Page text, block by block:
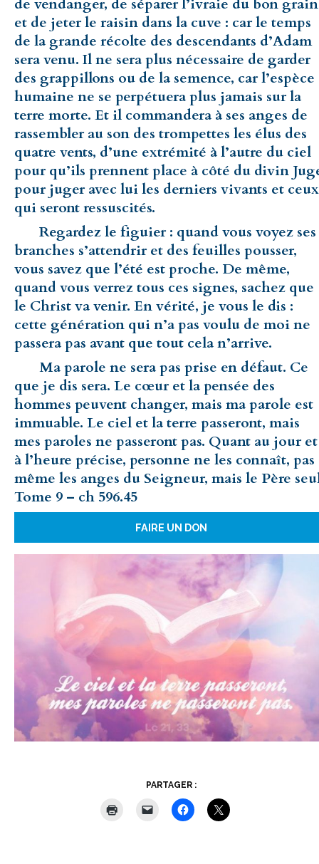
de vendanger, de séparer l’ivraie du bon grain
et de jeter le raisin dans la cuve : car le temps
de la grande récolte des descendants d’Adam
sera venu. Il ne sera plus nécessaire de garder
des grappillons ou de la semence, car l’espèce
humaine ne se perpétuera plus jamais sur la
terre morte. Et il commandera à ses anges de
rassembler au son des trompettes les élus des
quatre vents, d’une extrémité à l’autre du ciel
pour qu’ils prennent place à côté du divin
pour juger avec lui les derniers vivants et ceux
qui seront ressuscités.
Regardez le figuier : quand vous voyez ses
branches s’attendrir et des feuilles pousser,
vous savez que l’été est proche. De même,
quand vous verrez tous ces signes, sachez que
le Christ va venir. En vérité, je vous le dis :
cette génération qui n’a pas voulu de moi ne
passera pas avant que tout cela n’arrive.
Ma parole ne sera pas prise en défaut. Ce
que je dis sera. Le cœur et la pensée des
hommes peuvent changer, mais ma parole est
immuable. Le ciel et la terre passeront, mais
mes paroles ne passeront pas. Quant au jour et
à l’heure précise, personne ne les connaît, pas
même les anges du Seigneur, mais le Père
Tome 9 – ch 596.45
FAIRE UN DON
PARTAGER :